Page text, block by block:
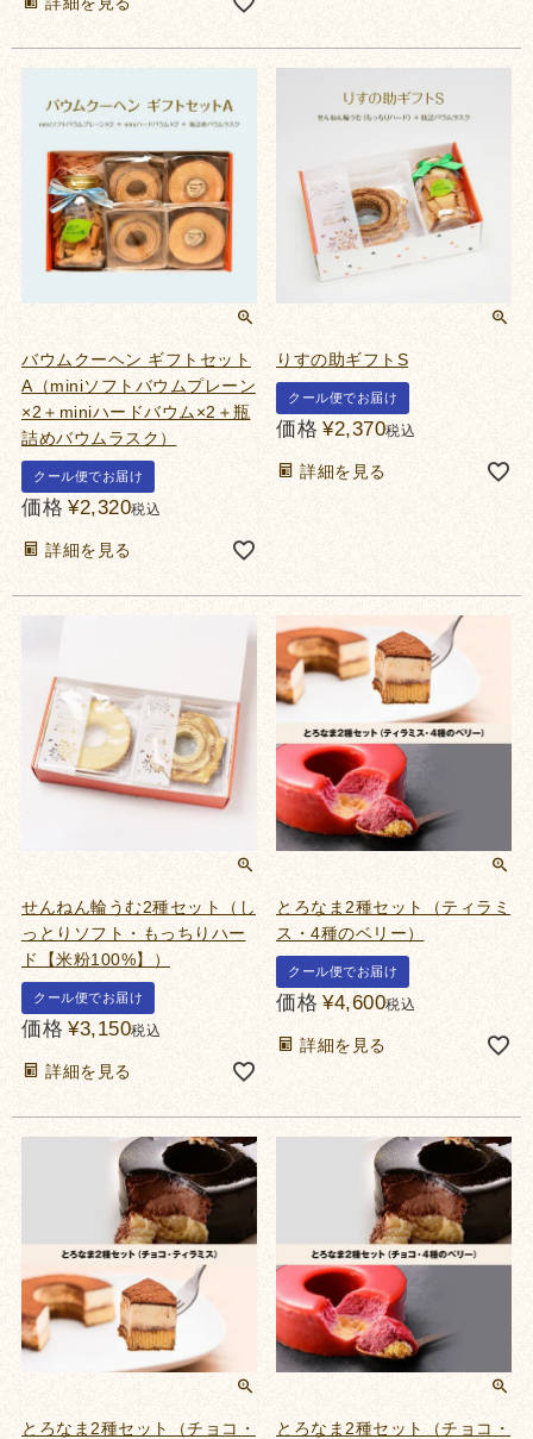
バウムクーヘン ギフトセット
A（miniソフトバウムプレーン
×2＋miniハードバウム×2＋瓶
詰めバウムラスク）
クール便でお届け
価格 ¥2,320税込
詳細を見る
りすの助ギフトS
クール便でお届け
価格 ¥2,370税込
詳細を見る
せんねん輪うむ2種セット（し
っとりソフト・もっちりハー
ド【米粉100%】）
クール便でお届け
価格 ¥3,150税込
詳細を見る
とろなま2種セット（ティラミ
ス・4種のベリー）
クール便でお届け
価格 ¥4,600税込
詳細を見る
とろなま2種セット（チョコ・
とろなま2種セット（チョコ・